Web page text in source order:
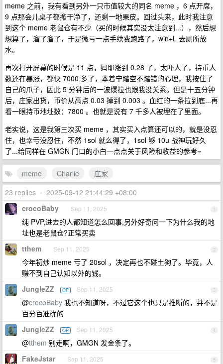
meme 之前，我有看到另外一只市值较大的同名 meme ，6 点开席，
9 点那会儿桌子都掀干净了，还剩一地果皮。回过头来，此时我注意
到这个 meme 老鼠仓有不少（买的时候其实没太注意到...），然后想
想算了，溜了溜了，于是微亏一点手续费跑路了，win+L 去厕所放
水。
再次打开屏幕的时候是 11 点，妈耶涨到 0.28 了，太吓人了，持币人
数还在暴涨，都快 7000 多了，本着宁踏空不踏错的心理，我按住了
自己的爪子，因此 5 分钟后的一波爆拉也跟我没关系。但是十五分钟
后，庄家出货，币价从高点 0.03 掉到 0.003 。血红的一条拉到底...再
看一眼持币地址数：7800 。也就是说有 7 千多人被埋在了里面。
老实说，这是我第三次买 meme ，其实买入点算还可以的，就是没忍
住，也幸亏没忍住，不然 1sol 就么得了，1sol 够 10u 战神玩好久
了...给同样在 GMGN 门口的小白一点点关于风险和收益的参考~
meme Charlie
庄家
23 replies • 2025-09-12 21:44:29 +08:00
1
crocoBaby Sep 11, 2025
纯 PVP,进去的人都知道怎么回事,另外好奇问一下为什么我的地
址也是老鼠仓?正常买卖
2
tthem Sep 11, 2025
今年初炒 meme 亏了 20sol ，决定再也不碰土狗了。毕竟，人
赚不到自己认知以外的钱。
3
JungleZZ OP Sep 11, 2025
@crocoBaby 我也不知道呀，不过它这个也只是推断的，并不是
百分百准确的
4
JungleZZ OP Sep 11, 2025
@tthem 别走啊，GMGN 发金条了。
5
FakeJstar Sep 11, 2025